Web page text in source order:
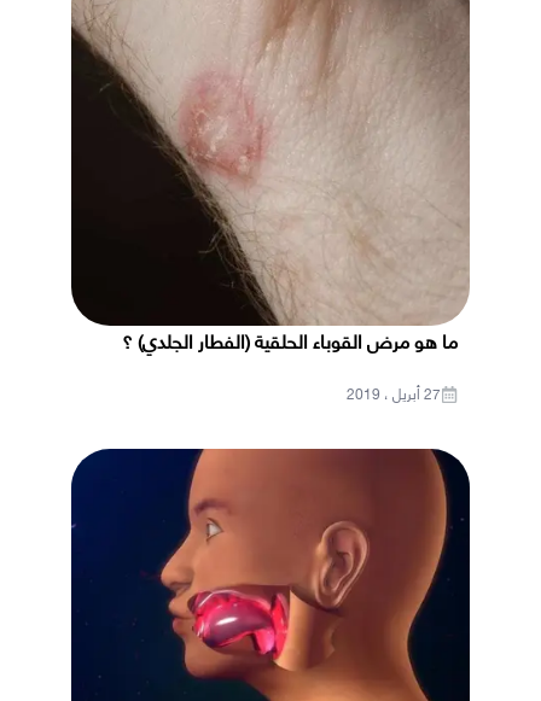
ما هو مرض القوباء الحلقية (الفطار الجلدي) ؟
27 أبريل ، 2019